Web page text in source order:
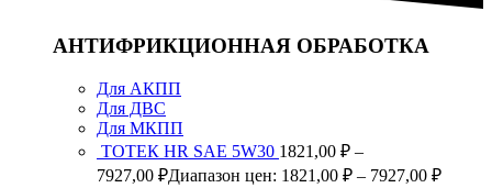
АНТИФРИКЦИОННАЯ ОБРАБОТКА
Для АКПП
Для ДВС
Для МКПП
ТОТЕК HR SAE 5W30 1821,00 ₽ –
7927,00 ₽Диапазон цен: 1821,00 ₽ – 7927,00 ₽